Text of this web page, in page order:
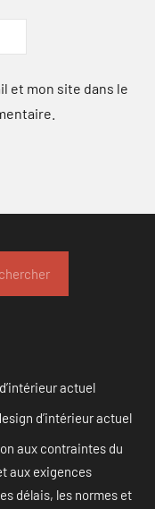
et mon site dans le
actuel
d’intérieur actuel
aux contraintes du
aux exigences
délais, les normes et